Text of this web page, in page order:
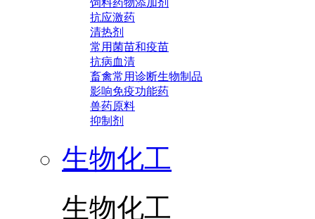
饲料药物添加剂
抗应激药
清热剂
常用菌苗和疫苗
抗病血清
畜禽常用诊断生物制品
影响免疫功能药
兽药原料
抑制剂
生物化工
生物化工